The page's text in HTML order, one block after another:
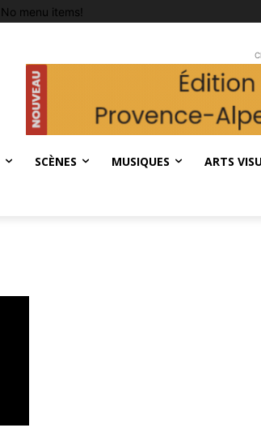
No menu items!
SCÈNES MUSIQUES ARTS